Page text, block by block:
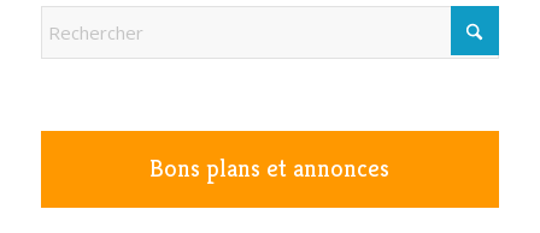
Bons plans et annonces